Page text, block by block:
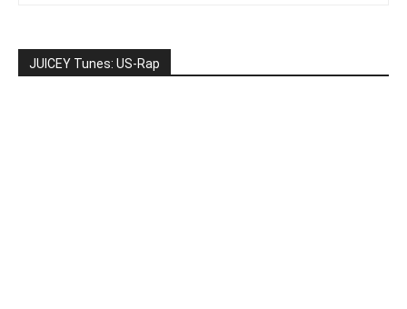
JUICEY Tunes: US-Rap